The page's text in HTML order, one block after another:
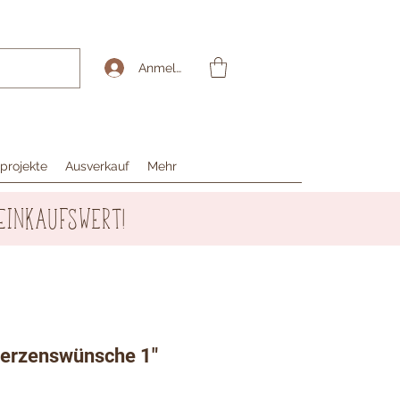
Anmelden
Ausverkauf Mehr
1"